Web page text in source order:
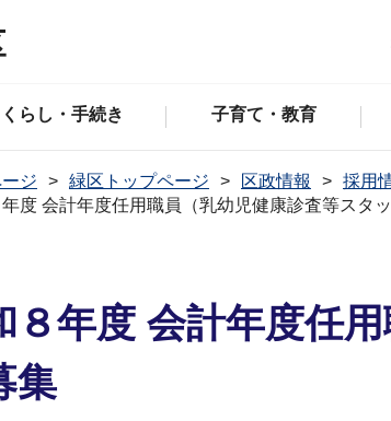
くらし・手続き 子育て・教育
ジ 緑区トップページ 区政情報
採用
年度 会計年度任用職員（乳幼児健康診査等スタ
８年度 会計年度任
集